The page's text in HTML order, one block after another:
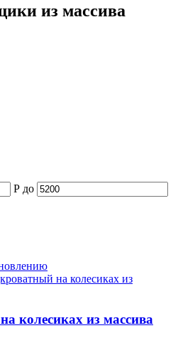
из массива
Р до
колесиках из массива